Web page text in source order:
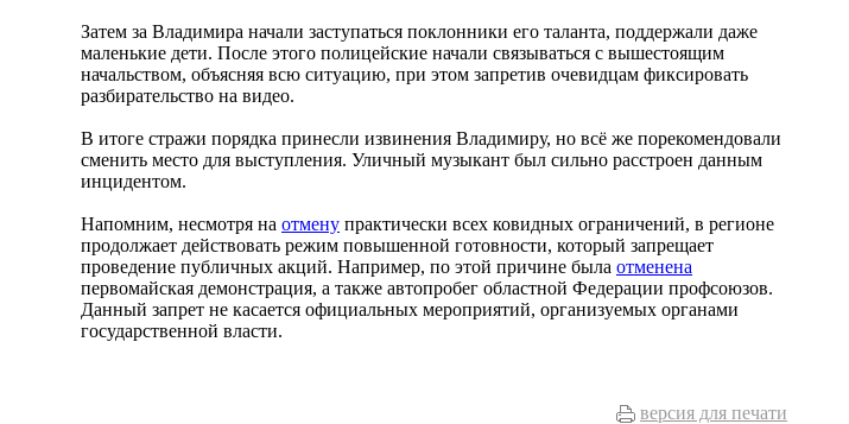
Затем за Владимира начали заступаться поклонники его таланта, поддержали даже
маленькие дети. После этого полицейские начали связываться с вышестоящим
начальством, объясняя всю ситуацию, при этом запретив очевидцам фиксировать
разбирательство на видео.
В итоге стражи порядка принесли извинения Владимиру, но всё же порекомендовали
сменить место для выступления. Уличный музыкант был сильно расстроен данным
инцидентом.
Напомним, несмотря на отмену практически всех ковидных ограничений, в регионе
продолжает действовать режим повышенной готовности, который запрещает
проведение публичных акций. Например, по этой причине была отменена
первомайская демонстрация, а также автопробег областной Федерации профсоюзов.
Данный запрет не касается официальных мероприятий, организуемых органами
государственной власти.
версия для печати